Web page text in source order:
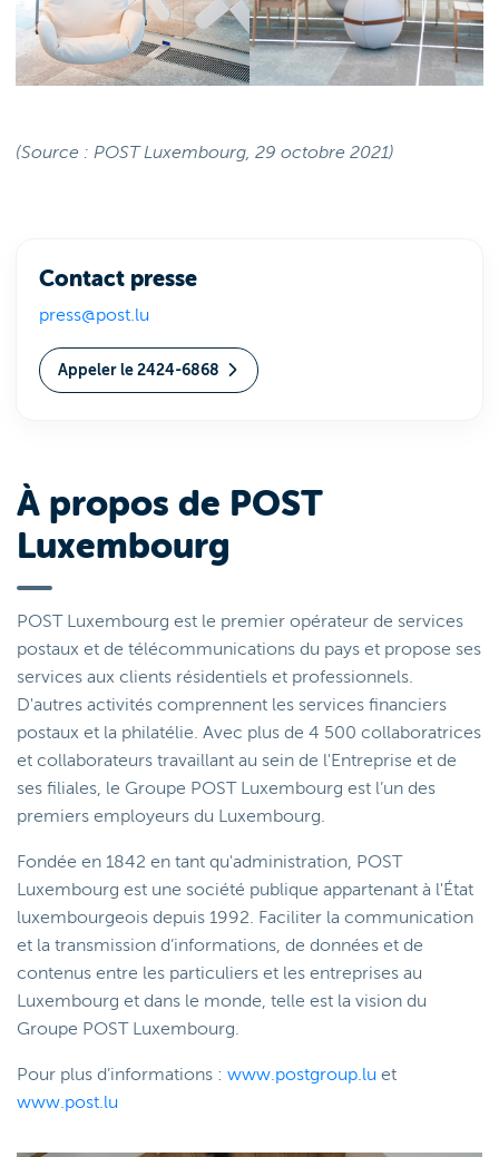
(Source : POST Luxembourg, 29 octobre 2021)
Contact presse
press@post.lu
Appeler le 2424-6868
À propos de POST
Luxembourg
POST Luxembourg est le premier opérateur de services
postaux et de télécommunications du pays et propose ses
services aux clients résidentiels et professionnels.
D'autres activités comprennent les services financiers
postaux et la philatélie. Avec plus de 4 500 collaboratrices
et collaborateurs travaillant au sein de l'Entreprise et de
ses filiales, le Groupe POST Luxembourg est l’un des
premiers employeurs du Luxembourg.
Fondée en 1842 en tant qu'administration, POST
Luxembourg est une société publique appartenant à l'État
luxembourgeois depuis 1992. Faciliter la communication
et la transmission d’informations, de données et de
contenus entre les particuliers et les entreprises au
Luxembourg et dans le monde, telle est la vision du
Groupe POST Luxembourg.
Pour plus d’informations : www.postgroup.lu et
www.post.lu